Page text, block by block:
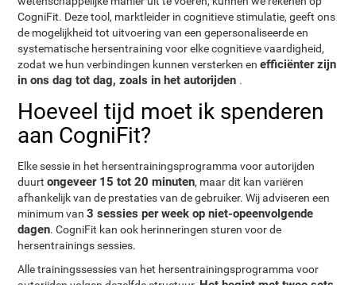
CogniFit. Deze tool, marktleider in cognitieve stimulatie, geeft ons
de mogelijkheid tot uitvoering van een gepersonaliseerde en
systematische hersentraining voor elke cognitieve vaardigheid,
zodat we hun verbindingen kunnen versterken enefficiënter zijn
in ons dag tot dag, zoals in het autorijden .
Hoeveel tijd moet ik spenderen
aan CogniFit?
Elke sessie in het hersentrainingsprogramma voor autorijden
duurtongeveer 15 tot 20 minuten, maar dit kan variëren
afhankelijk van de prestaties van de gebruiker. Wij adviseren een
minimum van3 sessies per week op niet-opeenvolgende
dagen. CogniFit kan ook herinneringen sturen voor de
hersentrainings sessies.
Alle trainingssessies van het hersentrainingsprogramma voor